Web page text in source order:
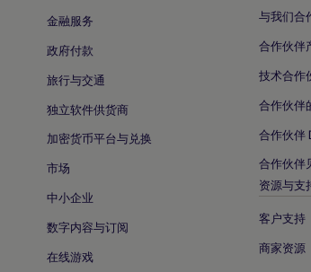
金融服务
政府付款
旅行与交通
独立软件供货商
加密货币平台与兑换
市场
中小企业
数字内容与订阅
在线游戏
与我们合
合作伙伴
技术合作
合作伙伴
合作伙伴
合作伙伴
资源与支
客户支持
商家资源